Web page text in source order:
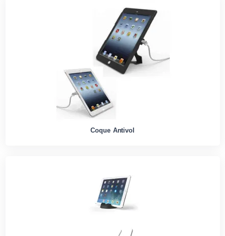
Coque Antivol